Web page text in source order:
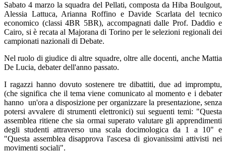
Sabato 4 marzo la squadra del Pellati, composta da Hiba Boulgout,
Alessia Lattuca, Arianna Roffino e Davide Scarlata del tecnico
economico (classi 4BR 5BR), accompagnati dalle Prof. Daddio e
Cairo, si è recata al Majorana di Torino per le selezioni regionali dei
campionati nazionali di Debate.
Nel ruolo di giudice di altre squadre, oltre alle docenti, anche Mattia
De Lucia, debater dell'anno passato.
I ragazzi hanno dovuto sostenere tre dibattiti, due ad impromptu,
(che significa che il tema viene comunicato al momento e i debater
hanno un'ora a disposizione per organizzare la presentazione, senza
potersi avvalere di strumenti elettronici) sui seguenti temi: "Questa
assemblea ritiene che sia ormai superato valutare gli apprendimenti
degli studenti attraverso una scala docimologica da 1 a 10" e
"Questa assemblea disapprova l'ascesa di giovanissimi attivisti nei
movimenti sociali".